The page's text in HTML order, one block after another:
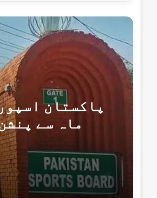
پاکستان
ماہ سے
10 گھنٹے پہلے